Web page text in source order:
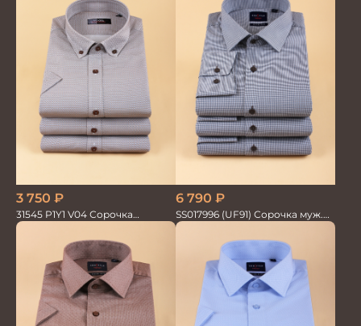
3 750 ₽
31545 P1Y1 V04 Сорочка
мужская
6 790 ₽
SS017996 (UF91) Сорочка муж.
GROSTYLE TRENDY